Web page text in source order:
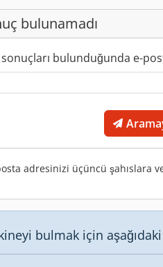
bulunamadı
bulunduğunda e-
adresinizi üçüncü şahıslara
bulmak için